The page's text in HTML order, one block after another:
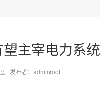
主宰电力系统
发布者：adminroot